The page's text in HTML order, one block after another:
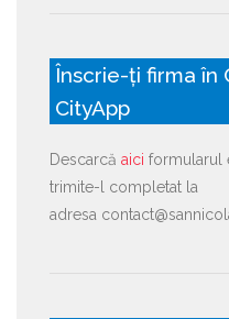
Înscrie-ți firma în
CityApp
Descarcă aici formularul
trimite-l completat la
adresa